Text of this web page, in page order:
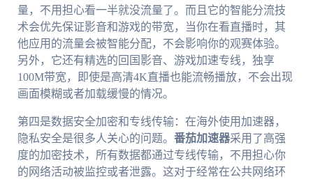
量，不用担心看一半就没流量了。而且它的智能分流技
术会优先保证影音和游戏的带宽，当你在看直播时，其
他应用的流量会被智能分配，不会影响你的观赛体验。
另外，它还有精选的回国影音、游戏加速专线，独享
100M带宽，即使是高清4K直播也能流畅播放，不会出现
画面模糊或者加载缓慢的情况。
第四是数据安全加密和专线传输：在海外使用加速器，
隐私安全是很多人关心的问题。 番茄加速器采用了高强
度的加密技术，所有数据都通过专线传输，不用担心你
的网络活动被监控或者泄露。这对于经常在公共网络环